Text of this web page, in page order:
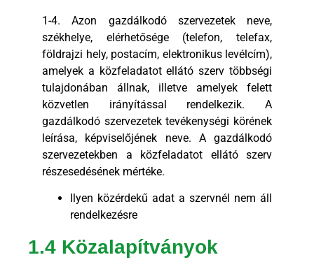
1-4. Azon gazdálkodó szervezetek neve,
székhelye, elérhetősége (telefon, telefax,
földrajzi hely, postacím, elektronikus levélcím),
amelyek a közfeladatot ellátó szerv többségi
tulajdonában állnak, illetve amelyek felett
közvetlen irányítással rendelkezik. A
gazdálkodó szervezetek tevékenységi körének
leírása, képviselőjének neve. A gazdálkodó
szervezetekben a közfeladatot ellátó szerv
részesedésének mértéke.
Ilyen közérdekű adat a szervnél nem áll
rendelkezésre
1.4 Közalapítványok